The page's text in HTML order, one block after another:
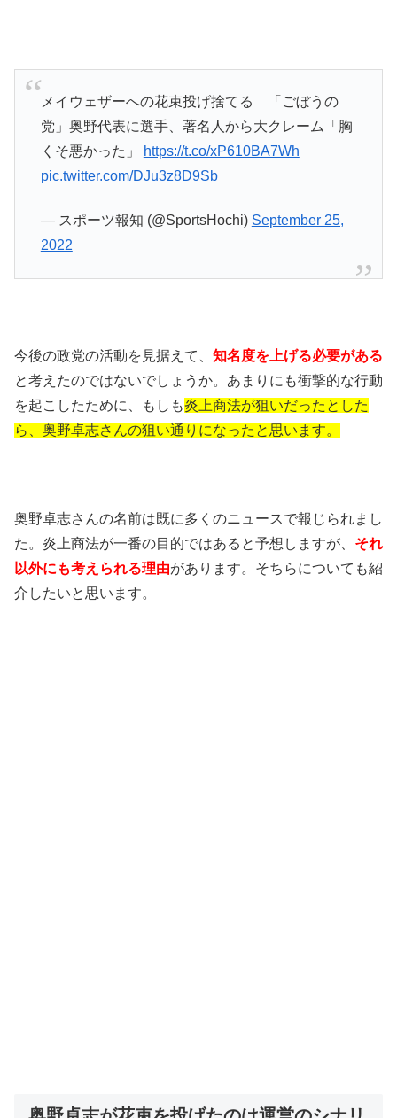
メイウェザーへの花束投げ捨てる 「ごぼうの
党」奥野代表に選手、著名人から大クレーム「胸
くそ悪かった」
https://t.co/xP610BA7Wh
pic.twitter.com/DJu3z8D9Sb
— スポーツ報知 (@SportsHochi) September 25,
2022
今後の政党の活動を見据えて、 知名度を上げる必要がある
と考えたのではないでしょうか。あまりにも衝撃的な行動
を起こしたために、もしも炎上商法が狙いだったとした
ら、奥野卓志さんの狙い通りになったと思います。
奥野卓志さんの名前は既に多くのニュースで報じられまし
た。炎上商法が一番の目的ではあると予想しますが、 それ
以外にも考えられる理由があります。そちらについても紹
介したいと思います。